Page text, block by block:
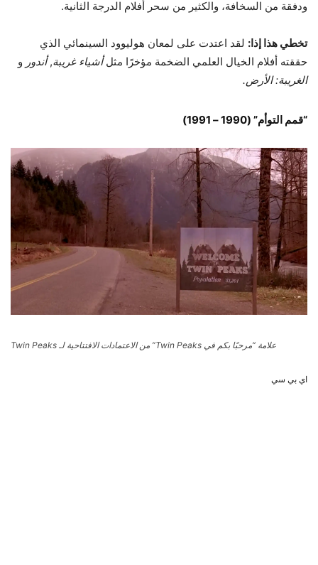
ودفقة من السخافة، والكثير من سحر أفلام الدرجة الثانية.
تخطي هذا إذا: لقد اعتدت على لمعان هوليوود السينمائي الذي
حققته أفلام الخيال العلمي الضخمة مؤخرًا مثلأشياء غريبة,أندور و
الغريبة: الأرض.
“قمم التوأم” (1990 – 1991)
علامة “مرحبًا بكم في Twin Peaks” من الاعتمادات الافتتاحية لـ Twin Peaks
اي بي سي